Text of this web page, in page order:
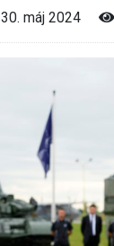
30. máj 2024